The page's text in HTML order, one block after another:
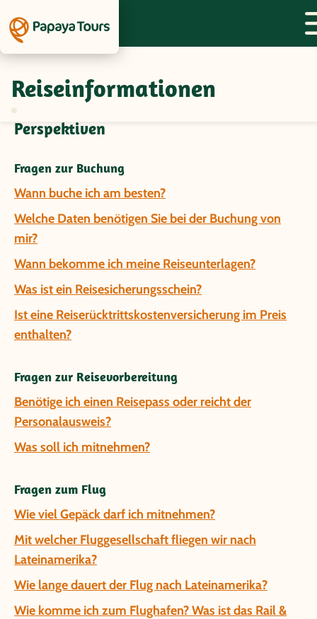
Reiseinformationen
Fragen und Antworten zur Gruppenreise
Perspektiven
Fragen zur Buchung
Wann buche ich am besten?
Welche Daten benötigen Sie bei der Buchung von
mir?
Wann bekomme ich meine Reiseunterlagen?
Was ist ein Reisesicherungsschein?
Ist eine Reiserücktrittskostenversicherung im Preis
enthalten?
Fragen zur Reisevorbereitung
Benötige ich einen Reisepass oder reicht der
Personalausweis?
Was soll ich mitnehmen?
Fragen zum Flug
Wie viel Gepäck darf ich mitnehmen?
Mit welcher Fluggesellschaft fliegen wir nach
Lateinamerika?
Wie lange dauert der Flug nach Lateinamerika?
Wie komme ich zum Flughafen? Was ist das Rail &